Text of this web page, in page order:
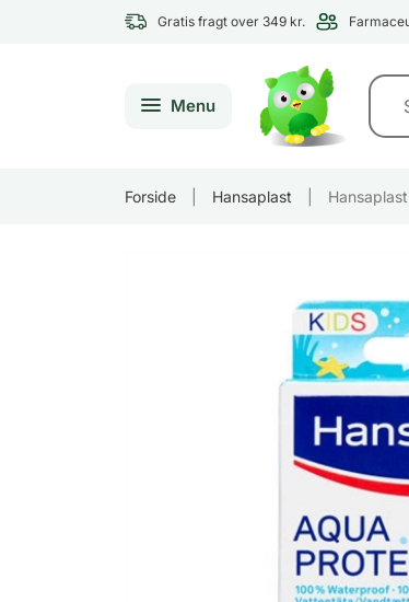
Gratis fragt over 349 kr.
Menu
Forside Hansaplast